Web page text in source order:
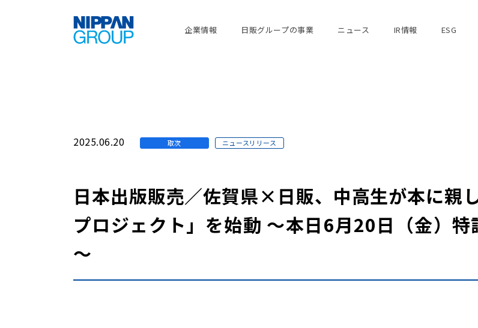
企業情報 日販グループの事業 ニュース IR情報 ESG
2025.06.20 取次 ニュースリリース
日本出版販売／佐賀県×日販、中高生が本に親
プロジェクト」を始動 ～本日6月20日（金）
～